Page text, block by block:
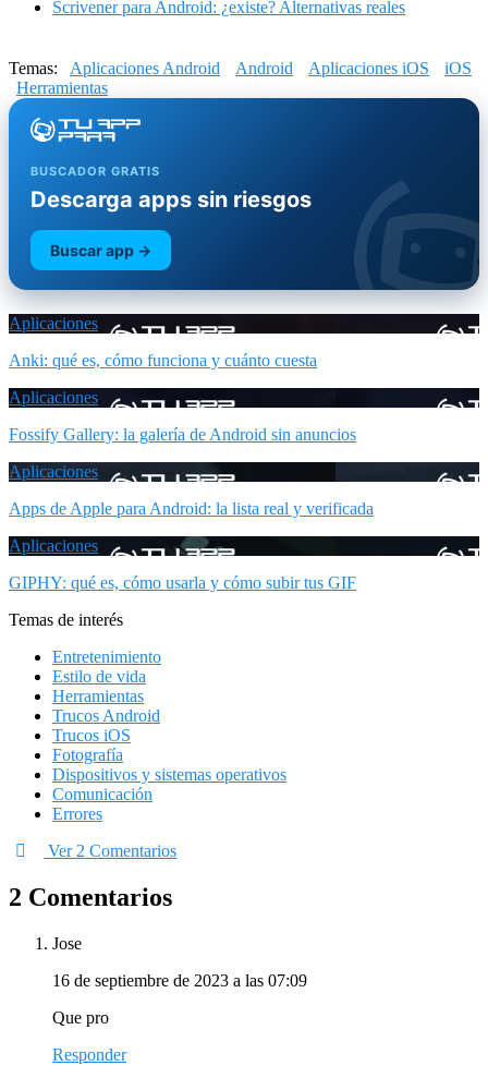
Scrivener para Android: ¿existe? Alternativas reales
Temas: Aplicaciones Android Android Aplicaciones iOS
iOS
Herramientas
BUSCADOR GRATIS
Descarga apps sin riesgos
Buscar app →
Aplicaciones
Anki: qué es, cómo funciona y cuánto cuesta
Aplicaciones
Fossify Gallery: la galería de Android sin anuncios
Aplicaciones
Apps de Apple para Android: la lista real y verificada
Aplicaciones
GIPHY: qué es, cómo usarla y cómo subir tus GIF
Temas de interés
Entretenimiento
Estilo de vida
Herramientas
Trucos Android
Trucos iOS
Fotografía
Dispositivos y sistemas operativos
Comunicación
Errores
Ver 2 Comentarios
2 Comentarios
Jose
16 de septiembre de 2023 a las 07:09
Que pro
Responder